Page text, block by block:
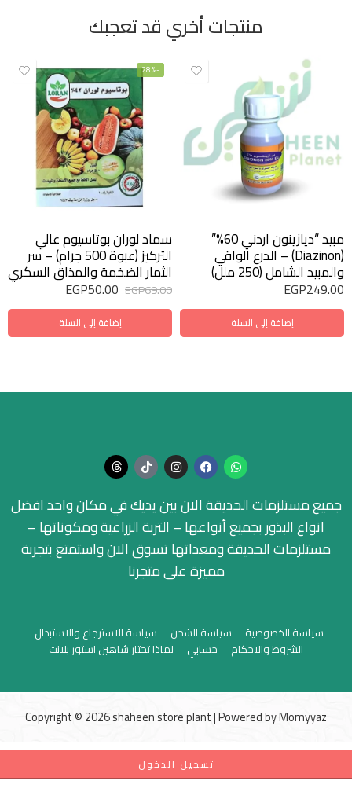
منتجات أخري قد تعجبك
مبيد “ديازينون اردني 60%”
(Diazinon) – الدرع الواقي
والمبيد الشامل (250 ملل)
EGP249.00
إضافة إلى السلة
-28%
سماد لوران بوتاسيوم عالي
التركيز (عبوة 500 جرام) – سر
الثمار الضخمة والمذاق السكري
EGP69.00
EGP50.00
إضافة إلى السلة
جميع مستلزمات الحديقة الان بين يديك في مكان واحد افضل
انواع البذور بجميع أنواعها – التربة الزراعية ومكوناتها –
مستلزمات الحديقة ومعداتها تسوق الان واستمتع بتجربة
مميزة على متجرنا
سياسة الخصوصية سياسة الشحن
سياسة الاسترجاع والاستبدال
الشروط والاحكام
حسابي لماذا تختار شاهين استور بلانت
Copyright © 2026 shaheen store plant | Powered byMomyyaz
تسجيل الدخول